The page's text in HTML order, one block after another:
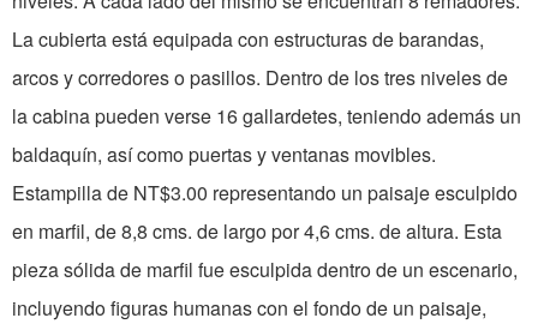
La cubierta está equipada con estructuras de barandas,
arcos y corredores o pasillos. Dentro de los tres niveles de
la cabina pueden verse 16 gallardetes, teniendo además un
baldaquín, así como puertas y ventanas movibles.
Estampilla de NT$3.00 representando un paisaje esculpido
en marfil, de 8,8 cms. de largo por 4,6 cms. de altura. Esta
pieza sólida de marfil fue esculpida dentro de un escenario,
incluyendo figuras humanas con el fondo de un paisaje,